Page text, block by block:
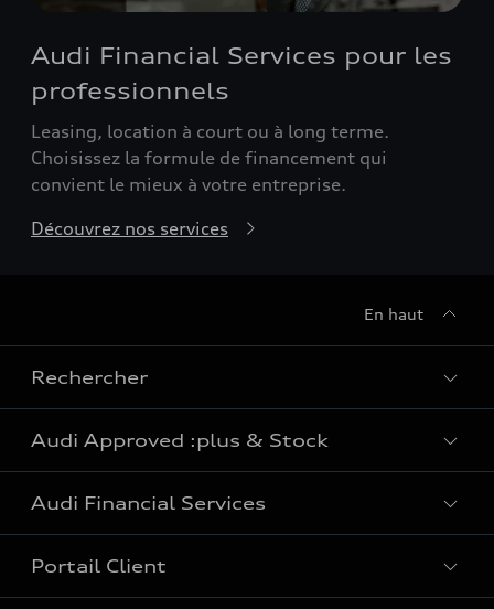
Audi Financial Services pour les
professionnels
Leasing, location à court ou à long terme.
Choisissez la formule de financement qui
convient le mieux à votre entreprise.
Découvrez nos services
En haut
Rechercher
Tous les modèles
Voitures plug-in hybride
Audi Approved :plus & Stock
Audi Approved :plus
Audi Financial Services
Particuliers
Portail Client